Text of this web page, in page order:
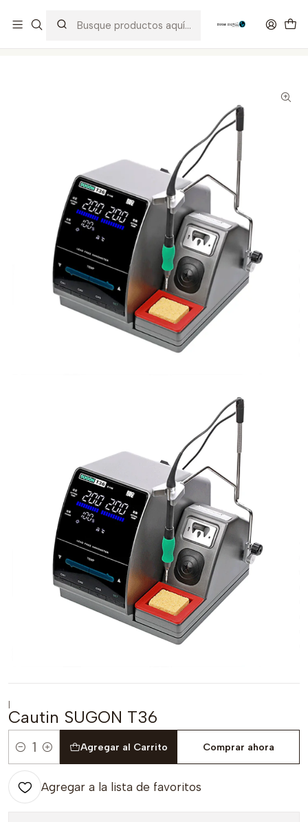
|
Cautin SUGON T36
Cantidad
Agregar al Carrito Comprar ahora
Agregar a la lista de favoritos